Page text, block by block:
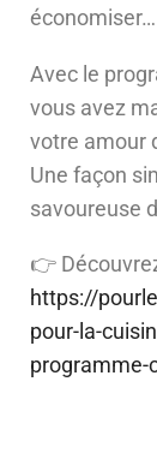
Avec le
vous avez
votre amour
Une façon
savoureuse
👉
https://
pour-la-
programme-